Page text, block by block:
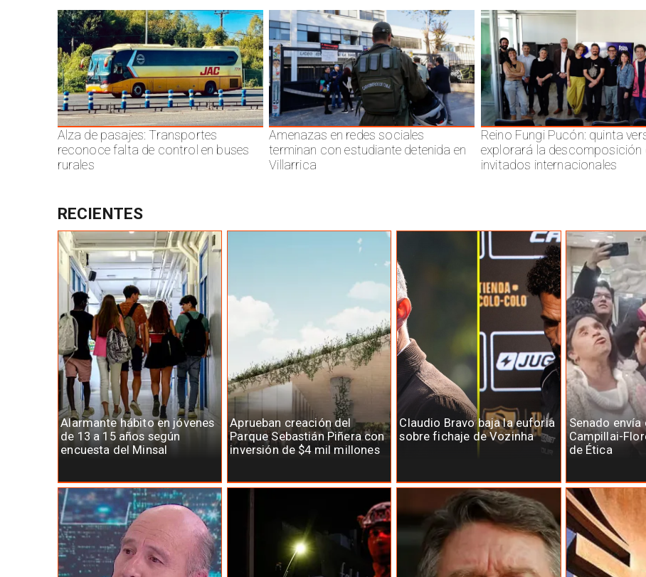
Alza de pasajes: Transportes
reconoce falta de control en buses
rurales
Amenazas en redes sociales
terminan con estudiante detenida en
Villarrica
Reino Fungi Pucón: quinta
explorará la descomposición
invitados internacionales
Alarmante hábito en jóvenes
de 13 a 15 años según
encuesta del Minsal
Aprueban creación del
Parque Sebastián Piñera con
inversión de $4 mil millones
Claudio Bravo baja la euforia
sobre fichaje de Vozinha
Senado envía
Campillai-
de Ética
RECIENTES